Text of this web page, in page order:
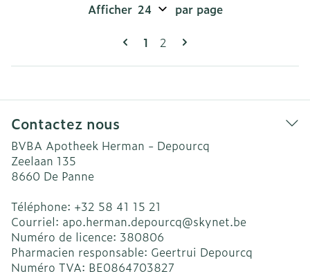
Pages
Vous lisez actuellement la
1 Page
2
Afficher par page
Contactez nous
BVBA Apotheek Herman - Depourcq
Zeelaan 135
8660 De Panne
Téléphone: +32 58 41 15 21
Courriel: apo.herman.depourcq@skynet.be
Numéro de licence: 380806
Pharmacien responsable: Geertrui Depourcq
Numéro TVA: BE0864703827